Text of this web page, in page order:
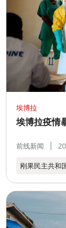
埃博拉
埃博拉疫情
前线新闻
刚果民主共和